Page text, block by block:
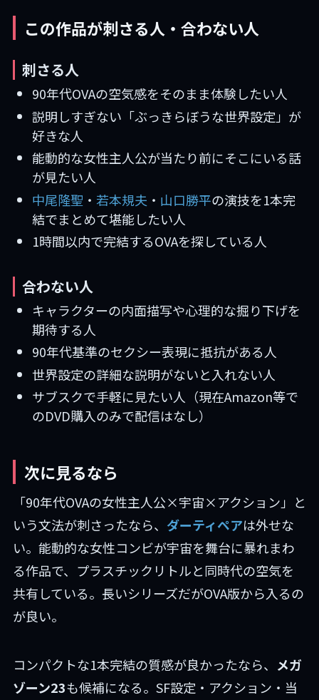
この作品が刺さる人・合わない人
刺さる人
90年代OVAの空気感をそのまま体験したい人
説明しすぎない「ぶっきらぼうな世界設定」が
好きな人
能動的な女性主人公が当たり前にそこにいる話
が見たい人
中尾隆聖 ・ 若本規夫 ・ 山口勝平の演技を1本完
結でまとめて堪能したい人
1時間以内で完結するOVAを探している人
合わない人
キャラクターの内面描写や心理的な掘り下げを
期待する人
90年代基準のセクシー表現に抵抗がある人
世界設定の詳細な説明がないと入れない人
サブスクで手軽に見たい人（現在Amazon等で
のDVD購入のみで配信はなし）
次に見るなら
「90年代OVAの女性主人公×宇宙×アクション」と
いう文法が刺さったなら、 ダーティペアは外せな
い。能動的な女性コンビが宇宙を舞台に暴れまわ
る作品で、プラスチックリトルと同時代の空気を
共有している。長いシリーズだがOVA版から入るの
が良い。
コンパクトな1本完結の質感が良かったなら、 メガ
ゾーン23も候補になる。SF設定・アクション・当